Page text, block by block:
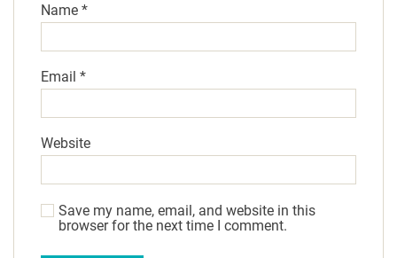
Name *
Email *
Website
Save my name, email, and website in this
browser for the next time I comment.